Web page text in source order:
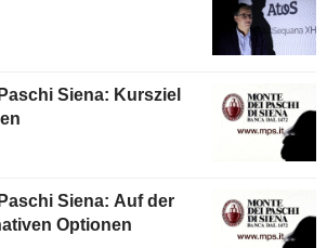
Siena: Kursziel
Siena: Auf der
Optionen